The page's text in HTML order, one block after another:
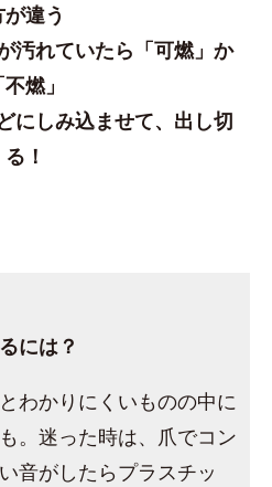
違う
汚れていたら「可燃」か
不燃」
にしみ込ませて、出し切
る！
には？
わかりにくいものの中に
。迷った時は、爪でコン
音がしたらプラスチッ